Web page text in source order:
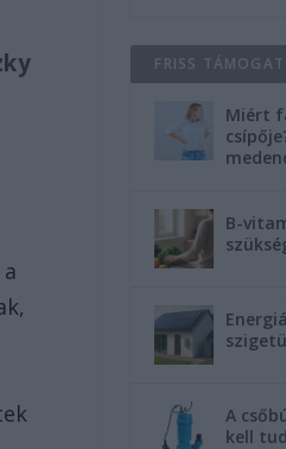
FRISS
Miért
B-
A
kell